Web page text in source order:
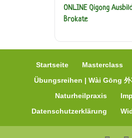
ONLINE Qigong
Brokate
Startseite Masterclass
Übungsreihen | Wài Gōng 外
Naturheilpraxis
Datenschutzerklärung